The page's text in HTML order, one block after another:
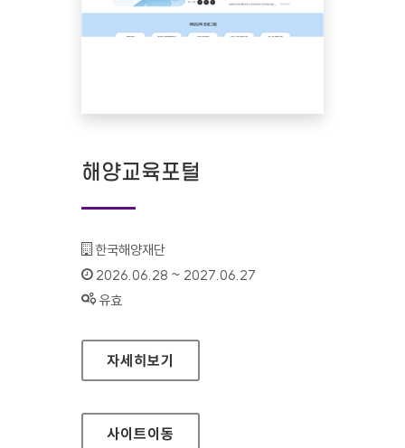
해양교육포털
기관명 :
한국해양재단
인증기간 :
2026.06.28 ~ 2027.06.27
상태 :
유효
해양교육포털
자세히보기
사이트이동